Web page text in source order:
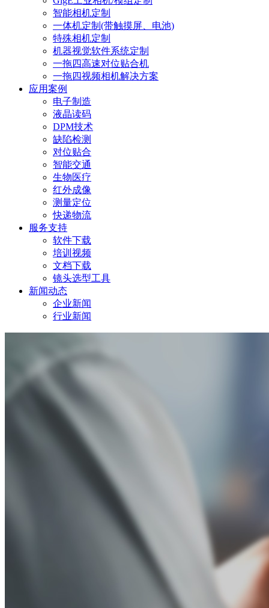
智能相机定制
一体机定制(带触摸屏、电池)
特殊相机定制
机器视觉软件系统定制
一拖四高速对位贴合机
一拖四视频相机解决方案
应用案例
电子制造
液晶读码
DPM技术
缺陷检测
对位贴合
智能交通
生物医疗
红外成像
测量定位
快递物流
服务支持
软件下载
培训视频
文档下载
镜头选型工具
新闻动态
企业新闻
行业新闻